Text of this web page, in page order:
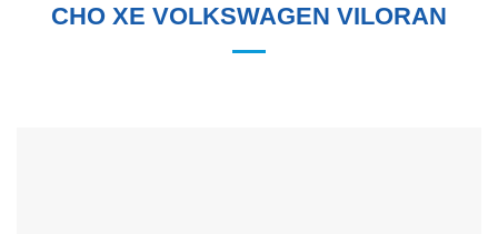
CHO XE VOLKSWAGEN VILORAN